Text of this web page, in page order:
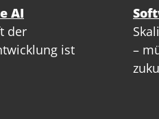
AI
der
ist
–